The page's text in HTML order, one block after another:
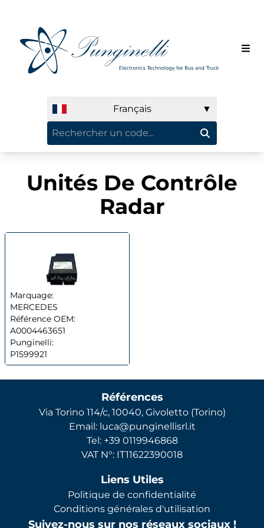
Français ▼
Unités De Contrôle
Radar
Marquage:
MERCEDES
Référence OEM:
A0004463651
Punginelli:
P1599921
Références
Via Torino 114/c, 10040, Givoletto (Torino)
Email: luca@punginellisrl.it
Tel: +39 0119946868
VAT N°: IT11622390018
Liens Utiles
Politique de confidentialité
Conditions générales d'utilisation
Suivez-nous sur nos réseaux sociaux !